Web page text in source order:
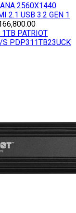
2560X1440
2.1 USB 3.2 GEN 1
PATRIOT
PDP311TB23UCK